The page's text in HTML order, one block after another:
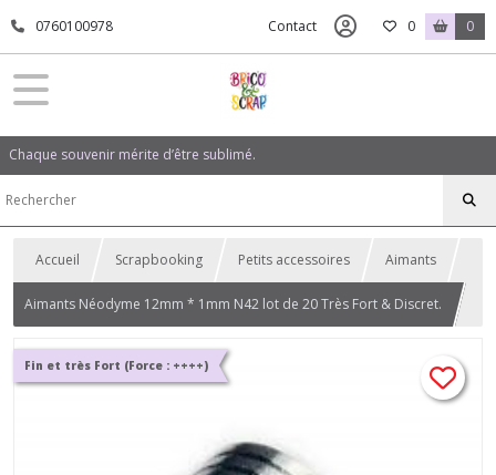
0760100978 Contact 0 0
Chaque souvenir mérite d’être sublimé.
Accueil Scrapbooking Petits accessoires Aimants
Aimants Néodyme 12mm * 1mm N42 lot de 20 Très Fort & Discret.
Fin et très Fort (Force : ++++)